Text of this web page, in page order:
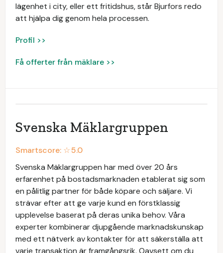
lägenhet i city, eller ett fritidshus, står Bjurfors redo
att hjälpa dig genom hela processen.
Profil >>
Få offerter från mäklare >>
Svenska Mäklargruppen
Smartscore: ☆5.0
Svenska Mäklargruppen har med över 20 års
erfarenhet på bostadsmarknaden etablerat sig som
en pålitlig partner för både köpare och säljare. Vi
strävar efter att ge varje kund en förstklassig
upplevelse baserat på deras unika behov. Våra
experter kombinerar djupgående marknadskunskap
med ett nätverk av kontakter för att säkerställa att
varje transaktion är framgångsrik. Oavsett om du